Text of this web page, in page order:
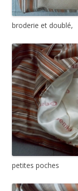
broderie et doublé,
petites poches